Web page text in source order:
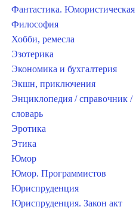
Фантастика. Юмористическая
Философия
Хобби, ремесла
Эзотерика
Экономика и бухгалтерия
Экшн, приключения
Энциклопедия / справочник /
словарь
Эротика
Этика
Юмор
Юмор. Программистов
Юриспруденция
Юриспруденция. Закон акт